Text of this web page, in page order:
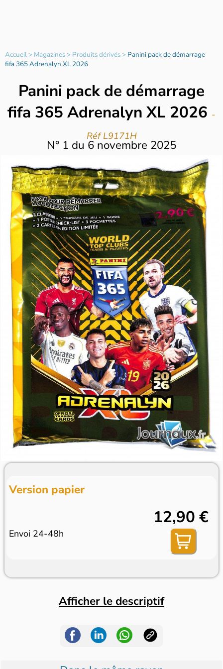
Accueil> Magazines> Produits dérivés> Panini pack de démarrage
fifa 365 Adrenalyn XL 2026
Panini pack de démarrage
fifa 365 Adrenalyn XL 2026 -
Réf L9171H
N° 1 du 6 novembre 2025
Version papier
Envoi 24-48h
12,90 €
Afficher le descriptif